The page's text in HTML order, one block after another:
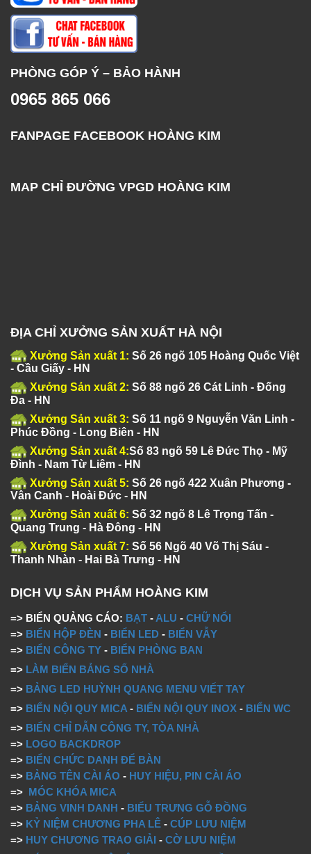
PHÒNG GÓP Ý – BẢO HÀNH
0965 865 066
FANPAGE FACEBOOK HOÀNG KIM
MAP CHỈ ĐƯỜNG VPGD HOÀNG KIM
ĐỊA CHỈ XƯỞNG SẢN XUẤT HÀ NỘI
Xưởng Sản xuất 1: Số 26 ngõ 105 Hoàng Quốc Việt
- Cầu Giấy - HN
Xưởng Sản xuất 2: Số 88 ngõ 26 Cát Linh - Đống
Đa - HN
Xưởng Sản xuất 3: Số 11 ngõ 9 Nguyễn Văn Linh -
Phúc Đồng - Long Biên - HN
Xưởng Sản xuất 4:Số 83 ngõ 59 Lê Đức Thọ - Mỹ
Đình - Nam Từ Liêm - HN
Xưởng Sản xuất 5: Số 26 ngõ 422 Xuân Phương -
Vân Canh - Hoài Đức - HN
Xưởng Sản xuất 6: Số 32 ngõ 8 Lê Trọng Tấn -
Quang Trung - Hà Đông - HN
Xưởng Sản xuất 7: Số 56 Ngõ 40 Võ Thị Sáu -
Thanh Nhàn - Hai Bà Trưng - HN
DỊCH VỤ SẢN PHẨM HOÀNG KIM
=> BIỂN QUẢNG CÁO: BẠT - ALU - CHỮ NỔI
=> BIỂN HỘP ĐÈN - BIỂN LED - BIỂN VẪY
=> BIỂN CÔNG TY - BIỂN PHÒNG BAN
=> LÀM BIỂN BẢNG SỐ NHÀ
=> BẢNG LED HUỲNH QUANG MENU VIẾT TAY
=> BIỂN NỘI QUY MICA - BIỂN NỘI QUY INOX - BIỂN WC
=> BIỂN CHỈ DẪN CÔNG TY, TÒA NHÀ
=> LOGO BACKDROP
=> BIỂN CHỨC DANH ĐỂ BÀN
=> BẢNG TÊN CÀI ÁO - HUY HIỆU, PIN CÀI ÁO
=> MÓC KHÓA MICA
=> BẢNG VINH DANH - BIỂU TRƯNG GỖ ĐỒNG
=> KỶ NIỆM CHƯƠNG PHA LÊ - CÚP LƯU NIỆM
=> HUY CHƯƠNG TRAO GIẢI - CỜ LƯU NIỆM